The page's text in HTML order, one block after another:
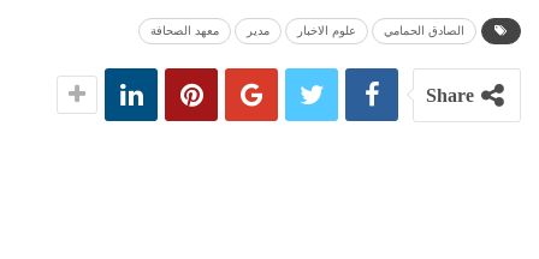
الصادق الحمامي علوم الاخبار مدير معهد الصحافة
Share